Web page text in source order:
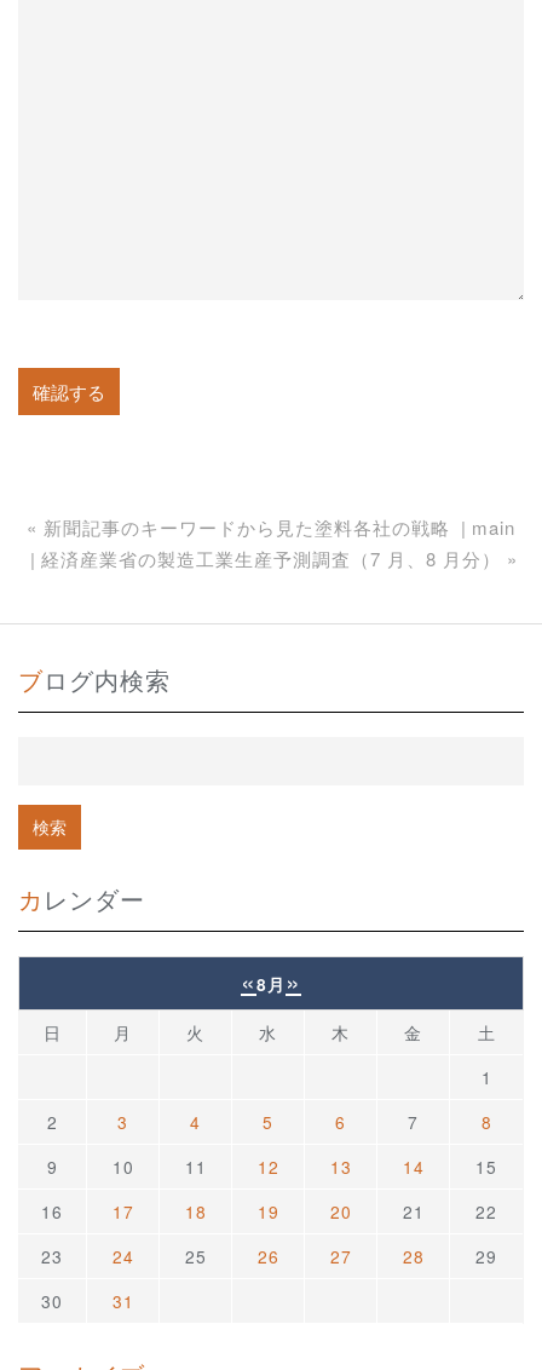
« 新聞記事のキーワードから見た塗料各社の戦略
main
経済産業省の製造工業生産予測調査（7 月、8 月分）
»
ブログ内検索
カレンダー
«8月 »
日 月 火 水 木 金
土
1
2
3 4 5 6 7
8
9
10 11 12 13 14
15
16
17 18 19 20 21
22
23
24 25 26 27 28
29
30
31